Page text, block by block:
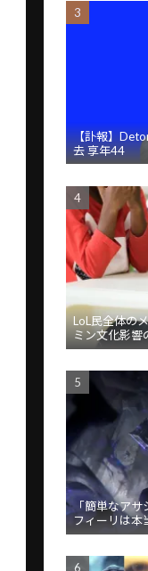
【訃報】
去 享年44
LoL民全体の
ミン文化影響
「簡単なアサ
フィーリは本